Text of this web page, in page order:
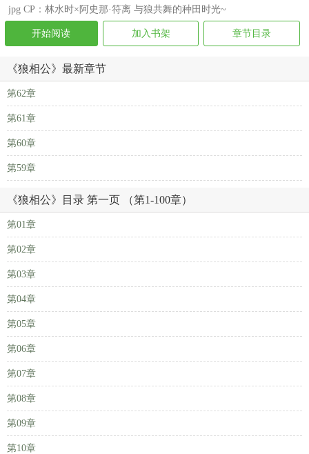
jpg CP：林水时×阿史那·符离 与狼共舞的种田时光~
开始阅读 加入书架 章节目录
《狼相公》最新章节
第62章
第61章
第60章
第59章
《狼相公》目录 第一页 （第1-100章）
第01章
第02章
第03章
第04章
第05章
第06章
第07章
第08章
第09章
第10章